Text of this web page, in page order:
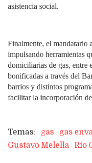
asistencia social.
Finalmente, el mandatario
impulsando herramientas
domiciliarias de gas, entre
bonificadas a través del
barrios y distintos
facilitar la incorporación
gas gas
Gustavo Melella
Río